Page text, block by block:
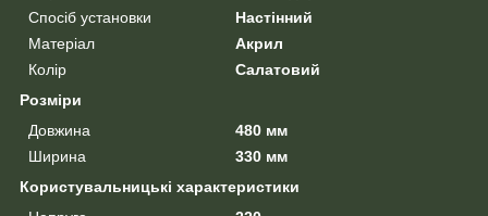
Спосіб установки
Настінний
Матеріал
Акрил
Колір
Салатовий
Розміри
Довжина
480 мм
Ширина
330 мм
Користувальницькі характеристики